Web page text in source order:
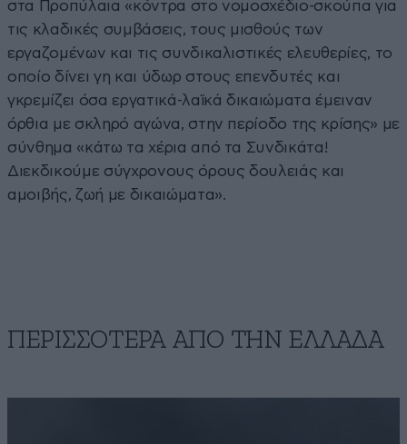
στα Προπύλαια «κόντρα στο νομοσχέδιο-σκούπα για
τις κλαδικές συμβάσεις, τους μισθούς των
εργαζομένων και τις συνδικαλιστικές ελευθερίες, το
οποίο δίνει γη και ύδωρ στους επενδυτές και
γκρεμίζει όσα εργατικά-λαϊκά δικαιώματα έμειναν
όρθια με σκληρό αγώνα, στην περίοδο της κρίσης» με
σύνθημα «κάτω τα χέρια από τα Συνδικάτα!
Διεκδικούμε σύγχρονους όρους δουλειάς και
αμοιβής, ζωή με δικαιώματα».
ΠΕΡΙΣΣΟΤΕΡΑ ΑΠΟ ΤΗΝ ΕΛΛΑΔΑ